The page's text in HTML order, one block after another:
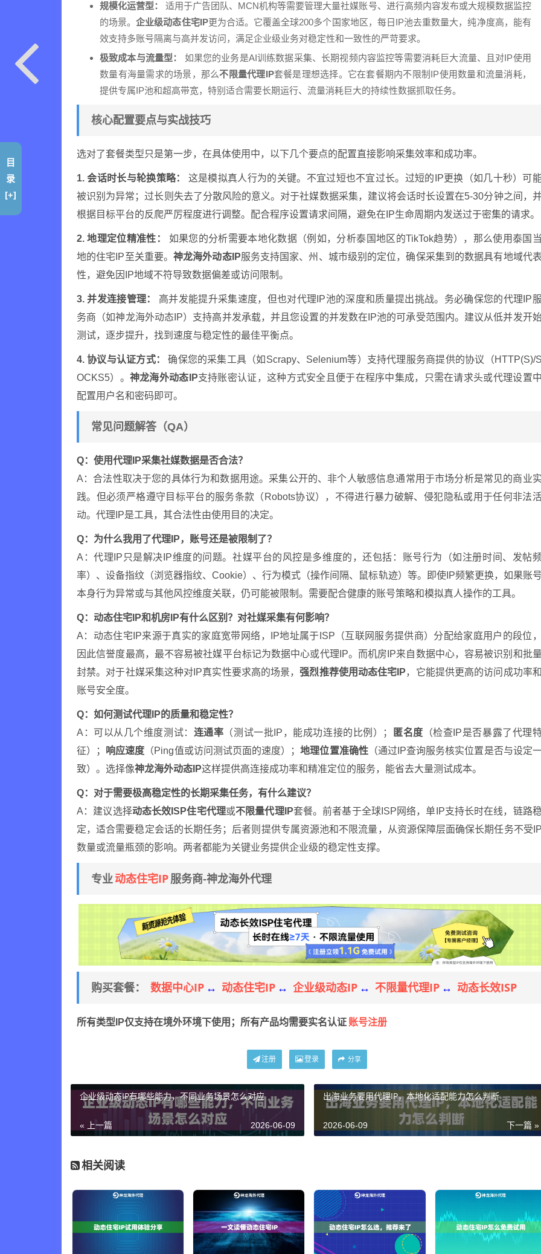
规模化运营型：
适用于广告团队、MCN机构等需要管理大量社媒账号、进行高频内容发布或大规模数据监控
的场景。企业级动态住宅IP更为合适。它覆盖全球200多个国家地区，每日IP池去重数量大，纯净度高，能有
效支持多账号隔离与高并发访问，满足企业级业务对稳定性和一致性的严苛要求。
极致成本与流量型：
如果您的业务是AI训练数据采集、长期视频内容监控等需要消耗巨大流量、且对IP使用
数量有海量需求的场景，那么不限量代理IP套餐是理想选择。它在套餐期内不限制IP使用数量和流量消耗，
提供专属IP池和超高带宽，特别适合需要长期运行、流量消耗巨大的持续性数据抓取任务。
核心配置要点与实战技巧
选对了套餐类型只是第一步，在具体使用中，以下几个要点的配置直接影响采集效率和成功率。
1. 会话时长与轮换策略：
这是模拟真人行为的关键。不宜过短也不宜过长。过短的IP更换（如几十秒）可
被识别为异常；过长则失去了分散风险的意义。对于社媒数据采集，建议将会话时长设置在5-30分钟之间，
根据目标平台的反爬严厉程度进行调整。配合程序设置请求间隔，避免在IP生命周期内发送过于密集的请求。
2. 地理定位精准性：
如果您的分析需要本地化数据（例如，分析泰国地区的TikTok趋势），那么使用泰国当
地的住宅IP至关重要。神龙海外动态IP服务支持国家、州、城市级别的定位，确保采集到的数据具有地域代表
性，避免因IP地域不符导致数据偏差或访问限制。
3. 并发连接管理：
高并发能提升采集速度，但也对代理IP池的深度和质量提出挑战。务必确保您的代理IP服
务商（如神龙海外动态IP）支持高并发承载，并且您设置的并发数在IP池的可承受范围内。建议从低并发开
测试，逐步提升，找到速度与稳定性的最佳平衡点。
4. 协议与认证方式：
确保您的采集工具（如Scrapy、Selenium等）支持代理服务商提供的协议（HTTP(S)/S
OCKS5）。 神龙海外动态IP支持账密认证，这种方式安全且便于在程序中集成，只需在请求头或代理设置中
配置用户名和密码即可。
常见问题解答（QA）
Q：使用代理IP采集社媒数据是否合法？
A：合法性取决于您的具体行为和数据用途。采集公开的、非个人敏感信息通常用于市场分析是常见的商业实
践。但必须严格遵守目标平台的服务条款（Robots协议），不得进行暴力破解、侵犯隐私或用于任何非法
动。代理IP是工具，其合法性由使用目的决定。
Q：为什么我用了代理IP，账号还是被限制了？
A：代理IP只是解决IP维度的问题。社媒平台的风控是多维度的，还包括：账号行为（如注册时间、发帖频
率）、设备指纹（浏览器指纹、Cookie）、行为模式（操作间隔、鼠标轨迹）等。即使IP频繁更换，如果账号
本身行为异常或与其他风控维度关联，仍可能被限制。需要配合健康的账号策略和模拟真人操作的工具。
Q：动态住宅IP和机房IP有什么区别？对社媒采集有何影响？
A：动态住宅IP来源于真实的家庭宽带网络，IP地址属于ISP（互联网服务提供商）分配给家庭用户的段位，
因此信誉度最高，最不容易被社媒平台标记为数据中心或代理IP。而机房IP来自数据中心，容易被识别和批量
封禁。对于社媒采集这种对IP真实性要求高的场景，强烈推荐使用动态住宅IP，它能提供更高的访问成功率和
账号安全度。
Q：如何测试代理IP的质量和稳定性？
A：可以从几个维度测试： 连通率 （测试一批IP，能成功连接的比例）； 匿名度 （检查IP是否暴露了代理
征）；
响应速度 （Ping值或访问测试页面的速度）；地理位置准确性（通过IP查询服务核实位置是否与设定
致）。选择像神龙海外动态IP这样提供高连接成功率和精准定位的服务，能省去大量测试成本。
Q：对于需要极高稳定性的长期采集任务，有什么建议？
A：建议选择动态长效ISP住宅代理或不限量代理IP套餐。前者基于全球ISP网络，单IP支持长时在线，链路稳
定，适合需要稳定会话的长期任务；后者则提供专属资源池和不限流量，从资源保障层面确保长期任务不受IP
数量或流量瓶颈的影响。两者都能为关键业务提供企业级的稳定性支撑。
专业 动态住宅IP 服务商-神龙海外代理
购买套餐： 数据中心IP ↔ 动态住宅IP ↔ 企业级动态IP ↔ 不限量代理IP ↔ 动态长效ISP
所有类型IP仅支持在境外环境下使用；所有产品均需要实名认证 账号注册
注册 登录 分享
企业级动态IP有哪些能力，不同业务场景怎么对应
« 上一篇 2026-06-09
出海业务要用代理IP，本地化适配能力怎么判断
下一篇 »
2026-06-09
相关阅读
目
录
[+]